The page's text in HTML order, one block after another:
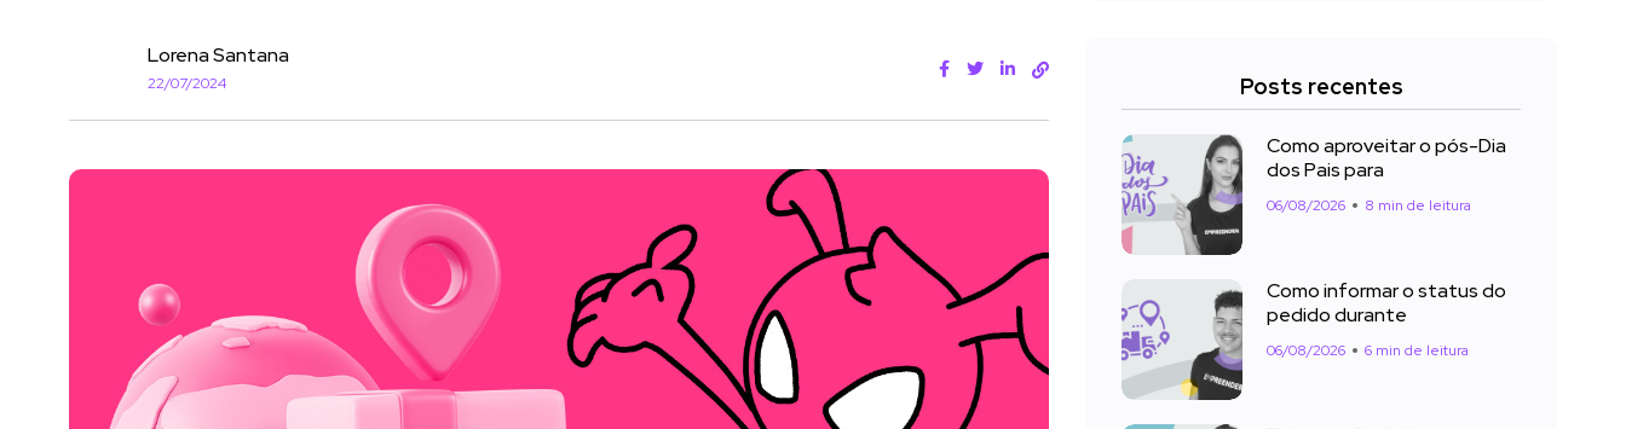
Lorena Santana
22/07/2024 Posts recentes
Como aproveitar o pós-Dia
dos Pais para
06/08/2026 8 min de leitura
Como informar o status do
pedido durante
06/08/2026 6 min de leitura